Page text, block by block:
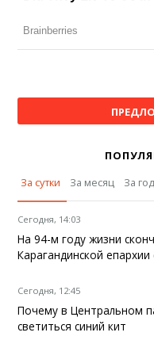
За сутки
За месяц За год
Сегодня, 14:03
На 94-м году жизни
Карагандинской
Сегодня, 12:45
Почему в Центральном
светиться синий кит